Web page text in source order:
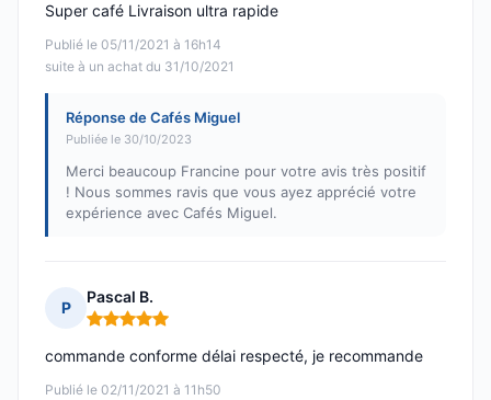
Publié le 05/11/2021 à 16h14
suite à un achat du 31/10/2021
Super café Livraison ultra rapide
Réponse de Cafés Miguel
Publiée le 30/10/2023
Merci beaucoup Francine pour votre avis très positif
! Nous sommes ravis que vous ayez apprécié votre
expérience avec Cafés Miguel.
P
Pascal B.
Note : 5 sur 5
Publié le 02/11/2021 à 11h50
commande conforme délai respecté, je recommande